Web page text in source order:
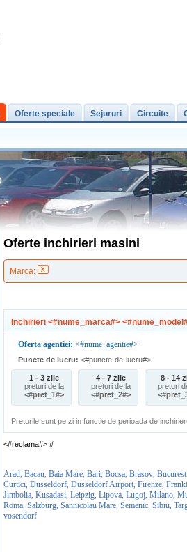
Oferte speciale Sejururi Circuite
Oferte inchirieri masini
Marca:
Inchirieri <#nume_marca#>
Oferta agentiei: <#nume_agentie#>
Puncte de lucru: <#puncte-de-lucru#>
1 - 3 zile
preturi de la
<#pret_1#>
4 - 7 zile
preturi de la
<#pret_2#>
8 - 14
preturi
Preturile sunt pe zi in functie de perioada de
<#reclama#> #
Arad Bacau Baia Mare Bari Bocsa Brasov
Curtici Dusseldorf Dusseldorf Airport Firenze
Jimbolia Kusadasi Leipzig Lipova Lugoj Milano
Roma Salzburg Sannicolau Mare Semenic Sibiu
vosendorf